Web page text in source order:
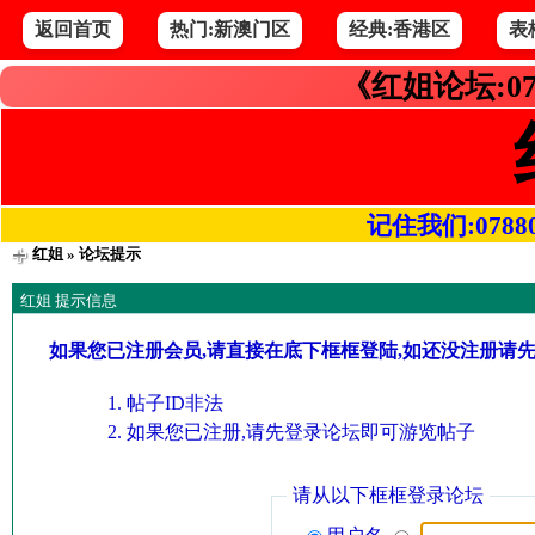
返回首页 热门:新澳门区 经典:香港区 表
《红姐论坛
记住我们
红姐» 论坛提示
红姐 提示信息
如果您已注册会员,请直接在底下框框登陆,如还没注册请
帖子ID非法
如果您已注册,请先登录论坛即可游览帖子
请从以下框框登录论坛